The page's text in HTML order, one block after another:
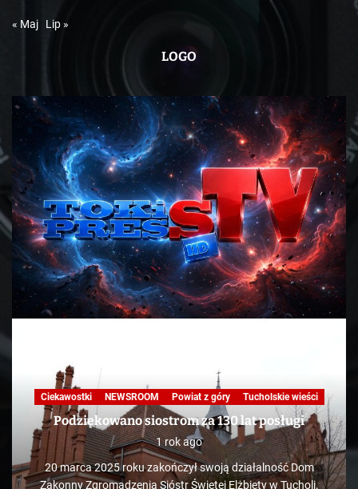
« Maj Lip »
LOGO
Ciekawostki NEWSROOM Powiat z góry Tucholskie wieści
Podziękowano siostrom za 130 lat posługi
1 rok ago
20 marca 2025 roku zakończył swoją działalność Dom
Zakonny Zgromadzenia Sióstr Świętej Elżbiety w Tucholi.